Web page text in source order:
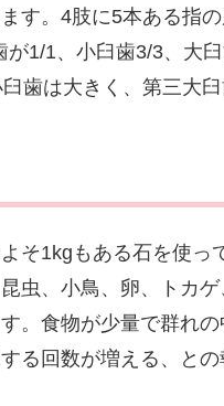
す。4肢に5本ある指
1/1、小臼歯3/3、大
歯は大きく、第三大
そ1kgもある石を使
虫、小鳥、卵、トカ
。食物が少量で群れ
る回数が増える、との